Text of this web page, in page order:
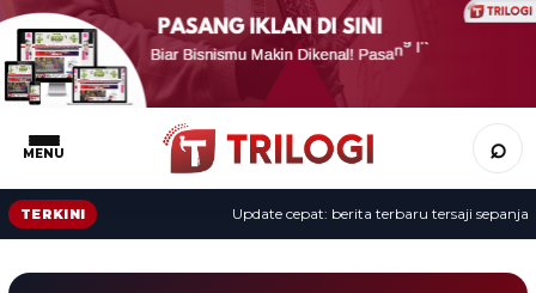
MENU ⌕
TERKINI Update cepat: berita terbaru tersaji